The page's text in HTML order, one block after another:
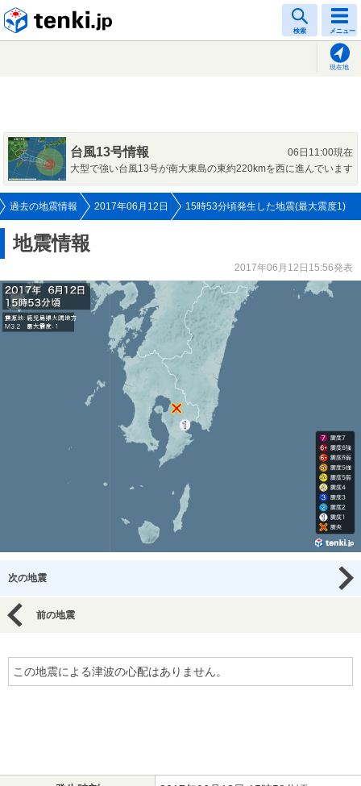
検索 メニュー
現在地
台風13号情報
06日11:00現在
大型で強い台風13号が南大東島の東約220kmを西に進んでいます
過去の地震情報 2017年06月12日 15時53分頃発生した地震(最大震度1)
地震情報
2017年06月12日15:56発表
次の地震
前の地震
この地震による津波の心配はありません。